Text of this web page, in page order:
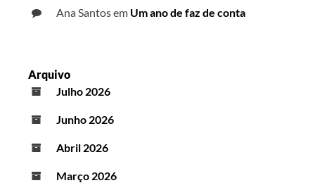
Ana Santosem Um ano de faz de conta
Arquivo
Julho 2026
Junho 2026
Abril 2026
Março 2026